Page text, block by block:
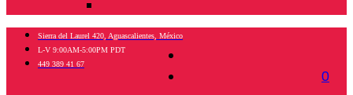
0
Sierra del Laurel 420, Aguascalientes, México
L-V 9:00AM-5:00PM PDT
449 389 41 67